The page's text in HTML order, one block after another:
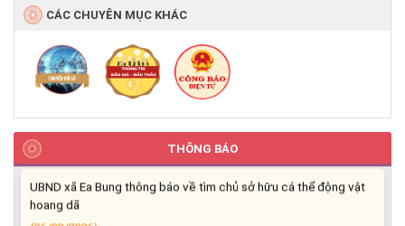
CÁC CHUYÊN MỤC KHÁC
THÔNG BÁO
Hưởng ứng cao điểm tuần lễ truyền thông Lễ hội Sầu riêng Đắk
Lắk 2026
(07/08/2026)
Xã Ea Bung tổ chức Lễ mít tinh phát động hưởng ứng Ngày An
(06/08/2026)
hoang dã
(06/08/2026)